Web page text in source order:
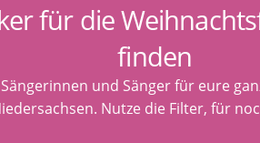
für die
finden
und Sänger für eure
Nutze die Filter, für